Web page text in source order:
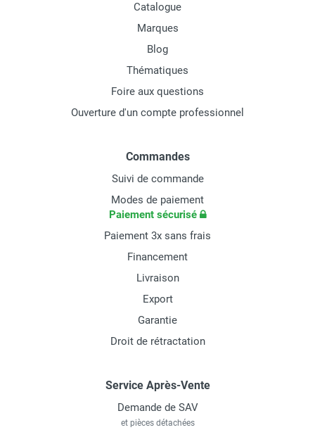
Catalogue
Marques
Blog
Thématiques
Foire aux questions
Ouverture d'un compte professionnel
Commandes
Suivi de commande
Modes de paiement
Paiement sécurisé
Paiement 3x sans frais
Financement
Livraison
Export
Garantie
Droit de rétractation
Service Après-Vente
Demande de SAV
et pièces détachées